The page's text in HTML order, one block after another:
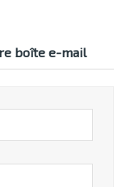
boîte e-mail